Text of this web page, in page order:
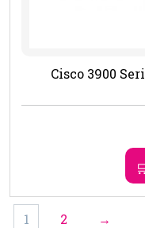
Cisco 3900
1 2 →